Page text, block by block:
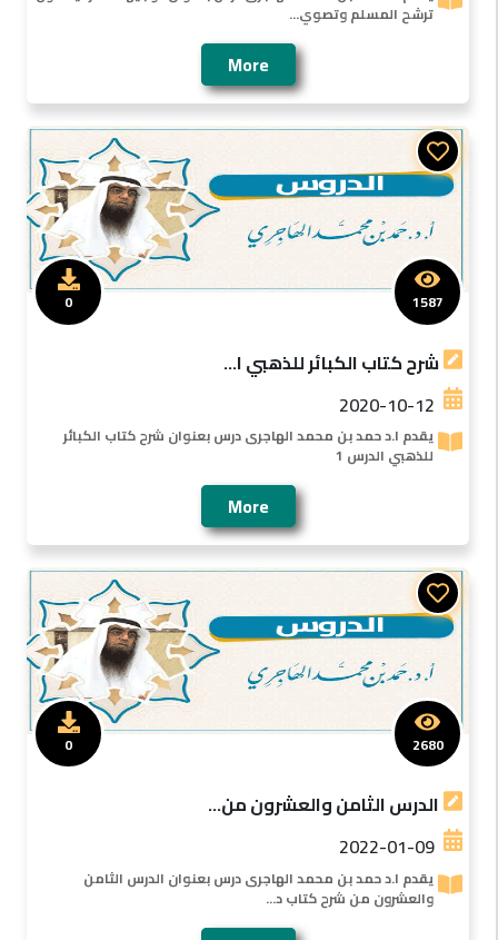
ترشح المسلم وتصوي...
More
شرح كتاب الكبائر للذهبي ا...
2020-10-12
يقدم ا.د حمد بن محمد الهاجرى درس بعنوان شرح كتاب الكبائر
للذهبي الدرس 1
More
1587
0
الدرس الثامن والعشرون من...
2022-01-09
يقدم ا.د حمد بن محمد الهاجرى درس بعنوان الدرس الثامن
والعشرون من شرح كتاب د...
2680
0